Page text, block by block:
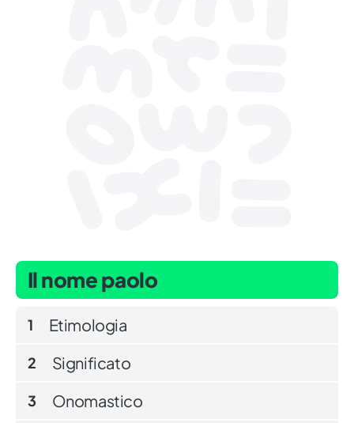
Il nome paolo
1 Etimologia
2 Significato
3 Onomastico